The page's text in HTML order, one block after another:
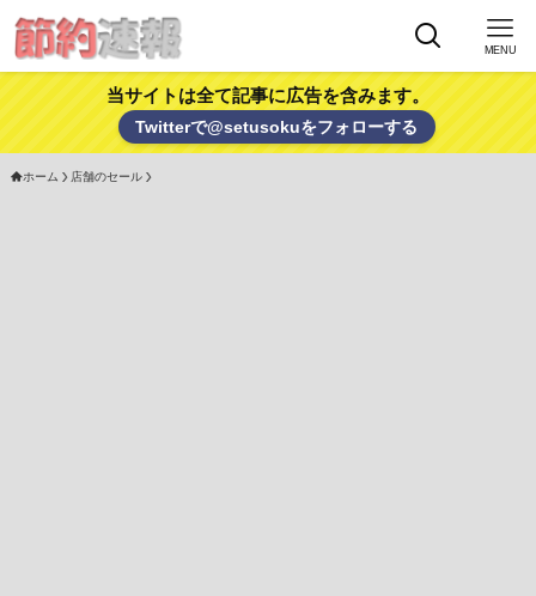
MENU
当サイトは全て記事に広告を含みます。
Twitterで@setusokuをフォローする
ホーム 店舗のセール